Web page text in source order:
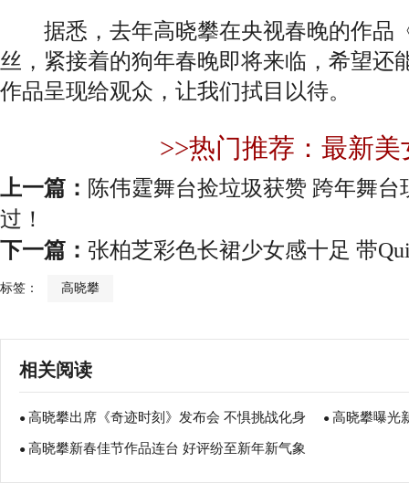
据悉，去年高晓攀在央视春晚的作品
丝，紧接着的狗年春晚即将来临，希望还
作品呈现给观众，让我们拭目以待。
>>热门推荐：最新美
上一篇： 陈伟霆舞台捡垃圾获赞 跨年舞
过！
下一篇： 张柏芝彩色长裙少女感十足 带
标签： 高晓攀
相关阅读
● 高晓攀出席《奇迹时刻》发布会 不惧挑战化身
知识达人
● 高晓攀曝光
● 高晓攀新春佳节作品连台 好评纷至新年新气象